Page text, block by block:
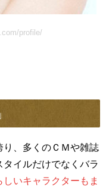
profile/
、多くのＣＭや雑誌
イルだけでなくバラ
しいキャラクターもま